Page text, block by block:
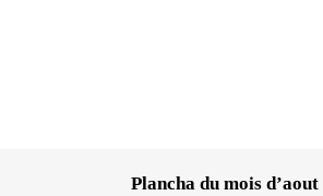
Plancha du mois d’aout